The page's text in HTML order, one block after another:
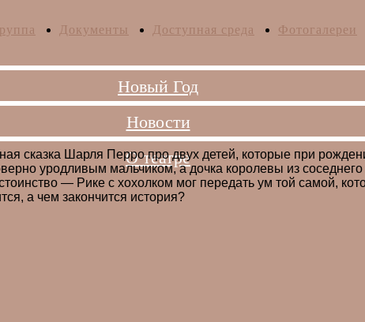
Новый Год
Новости
О театре
Документы Доступная среда Фотогалереи
сказка Шарля Перро про двух детей, которые при
уродливым мальчиком, а дочка королевы из
— Рике с хохолком мог передать ум той самой,
а чем закончится история?